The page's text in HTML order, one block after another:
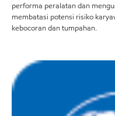
performa peralatan dan
membatasi potensi risiko
kebocoran dan tumpahan.